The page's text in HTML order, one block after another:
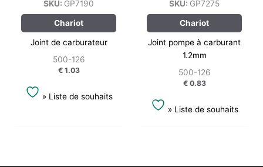
SKU: GP7190
Chariot
Joint de carburateur
500-126
€1.03
» Liste de souhaits
SKU: GP7275
Chariot
Joint pompe à carburant
1.2mm
500-126
€0.83
» Liste de souhaits